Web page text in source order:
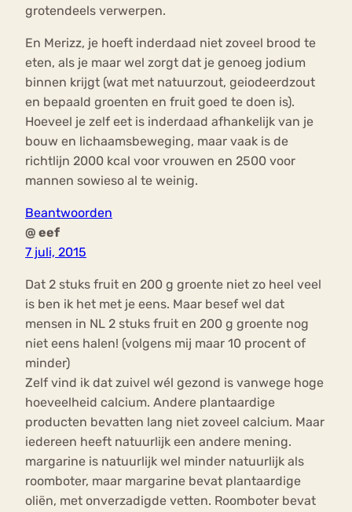
grotendeels verwerpen.
En Merizz, je hoeft inderdaad niet zoveel brood te
eten, als je maar wel zorgt dat je genoeg jodium
binnen krijgt (wat met natuurzout, geiodeerdzout
en bepaald groenten en fruit goed te doen is).
Hoeveel je zelf eet is inderdaad afhankelijk van je
bouw en lichaamsbeweging, maar vaak is de
richtlijn 2000 kcal voor vrouwen en 2500 voor
mannen sowieso al te weinig.
Beantwoorden
@ eef
7 juli, 2015
Dat 2 stuks fruit en 200 g groente niet zo heel veel
is ben ik het met je eens. Maar besef wel dat
mensen in NL 2 stuks fruit en 200 g groente nog
niet eens halen! (volgens mij maar 10 procent of
minder)
Zelf vind ik dat zuivel wél gezond is vanwege hoge
hoeveelheid calcium. Andere plantaardige
producten bevatten lang niet zoveel calcium. Maar
iedereen heeft natuurlijk een andere mening.
margarine is natuurlijk wel minder natuurlijk als
roomboter, maar margarine bevat plantaardige
oliën, met onverzadigde vetten. Roomboter bevat